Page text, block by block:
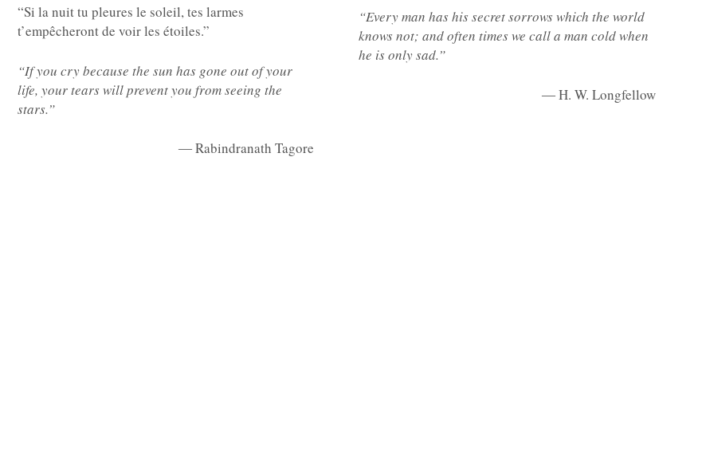
“Si la nuit tu pleures le soleil, tes larmes
t’empêcheront de voir les étoiles.”
“If you cry because the sun has gone out of your
life, your tears will prevent you from seeing the
stars.”
― Rabindranath Tagore
“Every man has his secret sorrows which the world
knows not; and often times we call a man cold when
he is only sad.”
― H. W. Longfellow